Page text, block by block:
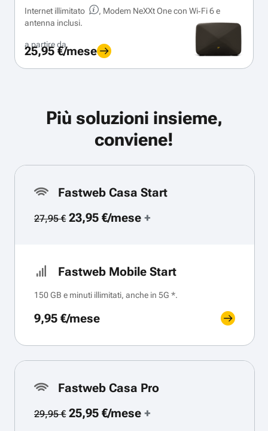
Internet illimitato
, Modem NeXXt One con Wi‑Fi 6 e
antenna inclusi.
a partire da
25,95 €/mese
Più soluzioni insieme,
conviene!
Fastweb Casa Start
27,95 €23,95 €/mese+
Fastweb Mobile Start
150 GB e minuti illimitati, anche in 5G *.
9,95 €/mese
Fastweb Casa Pro
29,95 €25,95 €/mese+